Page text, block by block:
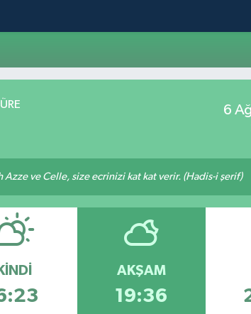
6
Azze ve Celle, size ecrinizi kat kat verir. (Hadis-i şerif)
İKINDI AKŞAM
19:36